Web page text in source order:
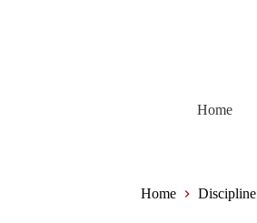
Home
Home Discipline